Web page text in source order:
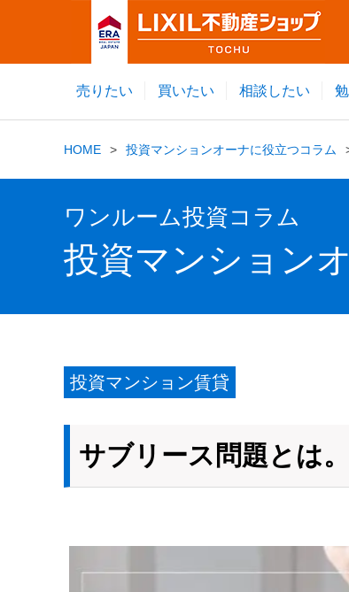
売りたい 買いたい 相談したい
HOME 投資マンションオーナに役立つコラム
ワンルーム投資コラム
投資マンション
投資マンション賃貸
サブリース問題とは